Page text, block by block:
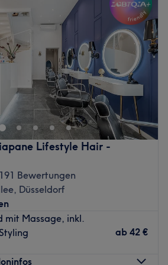
hippem authentischem Streetstyle.
Team um Hakan Nar bietet nicht
Haarschnitte und Dauerwellen,
und Pflegen nach Lust und Laune
diesem Salon wohlfühlen können:
Ambiente stimmen auf das
zur Salonansicht
19:00
10:00
19:00
09:00 –16:00
Geschlossen
bedeutet Friseur- und
allerhöchstem Niveau! Den
und die hochwertigen
du in der Wallstraße 30 in
du magst, kannst du dir deinen
bequem, unkompliziert und
Klicks online oder per App
und die Liebe zum
Damon schaffen eine wunderbare
die begeistern! Mit
wahrhaftigen Zauberhänden
Lifestyle Hair -
Bewertungen
Düsseldorf
mit Massage, inkl.
ab 42 €